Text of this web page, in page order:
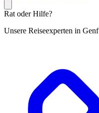
Rat oder Hilfe?
Unsere Reiseexperten in Genf